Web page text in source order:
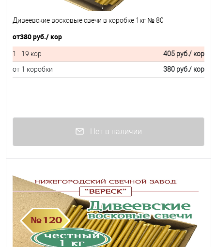
Дивеевские восковые свечи в коробке 1кг № 80
от380 руб./ кор
1 - 19 кор 405 руб./ кор
от 1 коробки
380 руб./ кор
Нет в наличии